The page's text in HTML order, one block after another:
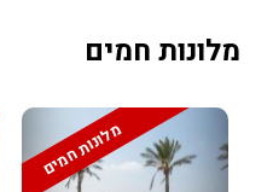
מלונות חמים
מלונות חמים